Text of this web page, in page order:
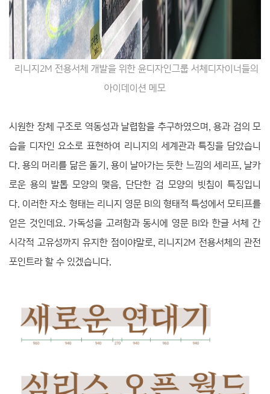
리니지2M 전용서체 개발을 위한 윤디자인그룹 서체디자이너들의
아이데이션 메모
시원한 장체 구조로 역동성과 날렵함을 추구하였으며, 용과 검의 모
습을 디자인 요소로 표현하여 리니지의 세계관과 특징을 담았습니
다. 용의 머리를 닮은 돌기, 용이 날아가는 듯한 느낌의 세리프, 날카
로운 용의 발톱 모양의 맺음, 단단한 검 모양의 빗침이 특징입니
다. 이러한 자소 형태는 리니지 영문 BI의 형태적 특성에서 모티프를
얻은 것인데요. 가독성을 고려함과 동시에 영문 BI와 한글 서체 간
시각적 고유성까지 유지한 점이야말로, 리니지2M 전용서체의 관전
포인트라 할 수 있겠습니다.